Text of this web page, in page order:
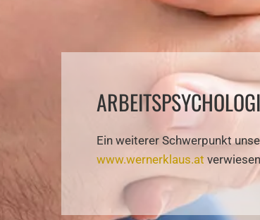
Ein weiterer Schwerpunkt
www.wernerklaus.at